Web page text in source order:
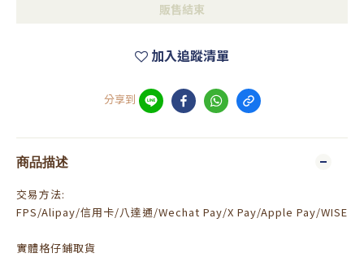
販售結束
加入追蹤清單
分享到
商品描述
交易方法:
FPS/Alipay/信用卡/八達通/Wechat Pay/X Pay/Apple Pay/WISE
實體格仔鋪取貨